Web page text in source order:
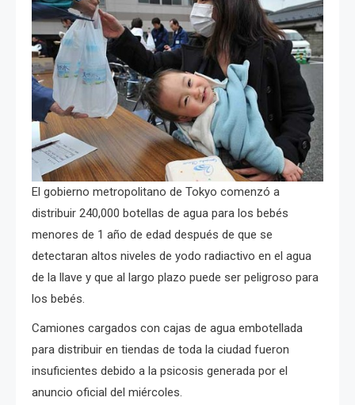
El gobierno metropolitano de Tokyo comenzó a
distribuir 240,000 botellas de agua para los bebés
menores de 1 año de edad después de que se
detectaran altos niveles de yodo radiactivo en el agua
de la llave y que al largo plazo puede ser peligroso para
los bebés.
Camiones cargados con cajas de agua embotellada
para distribuir en tiendas de toda la ciudad fueron
insuficientes debido a la psicosis generada por el
anuncio oficial del miércoles.